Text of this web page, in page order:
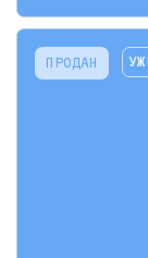
ПРОДАН